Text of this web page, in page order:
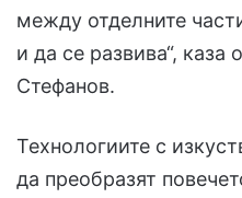
между отделните
и да се развива“,
Стефанов.
Технологиите с
да преобразят